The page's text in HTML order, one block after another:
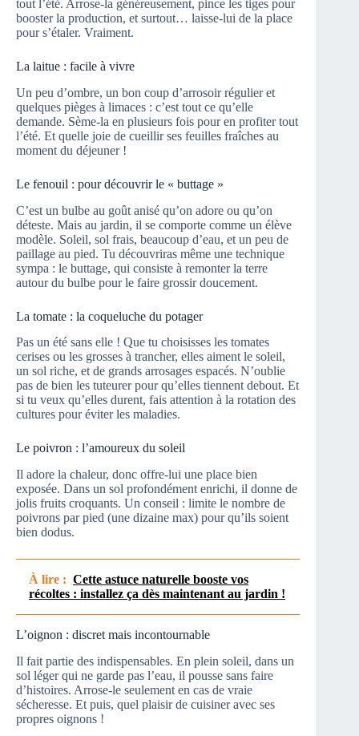
tout l’été. Arrose-la généreusement, pince les tiges pour
booster la production, et surtout… laisse-lui de la place
pour s’étaler. Vraiment.
La laitue : facile à vivre
Un peu d’ombre, un bon coup d’arrosoir régulier et
quelques pièges à limaces : c’est tout ce qu’elle
demande. Sème-la en plusieurs fois pour en profiter tout
l’été. Et quelle joie de cueillir ses feuilles fraîches au
moment du déjeuner !
Le fenouil : pour découvrir le « buttage »
C’est un bulbe au goût anisé qu’on adore ou qu’on
déteste. Mais au jardin, il se comporte comme un élève
modèle. Soleil, sol frais, beaucoup d’eau, et un peu de
paillage au pied. Tu découvriras même une technique
sympa : le buttage, qui consiste à remonter la terre
autour du bulbe pour le faire grossir doucement.
La tomate : la coqueluche du potager
Pas un été sans elle ! Que tu choisisses les tomates
cerises ou les grosses à trancher, elles aiment le soleil,
un sol riche, et de grands arrosages espacés. N’oublie
pas de bien les tuteurer pour qu’elles tiennent debout. Et
si tu veux qu’elles durent, fais attention à la rotation des
cultures pour éviter les maladies.
Le poivron : l’amoureux du soleil
Il adore la chaleur, donc offre-lui une place bien
exposée. Dans un sol profondément enrichi, il donne de
jolis fruits croquants. Un conseil : limite le nombre de
poivrons par pied (une dizaine max) pour qu’ils soient
bien dodus.
À lire : Cette astuce naturelle booste vos
récoltes : installez ça dès maintenant au jardin !
L’oignon : discret mais incontournable
Il fait partie des indispensables. En plein soleil, dans un
sol léger qui ne garde pas l’eau, il pousse sans faire
d’histoires. Arrose-le seulement en cas de vraie
sécheresse. Et puis, quel plaisir de cuisiner avec ses
propres oignons !